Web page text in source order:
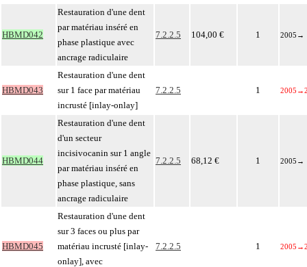
HBMD042
Restauration d'une dent
par matériau inséré en
phase plastique avec
ancrage radiculaire
7.2.2.5 104,00 € 1 2005 →
HBMD043
Restauration d'une dent
sur 1 face par matériau
incrusté [inlay-onlay]
7.2.2.5 1 2005 →
HBMD044
Restauration d'une dent
d'un secteur
incisivocanin sur 1 angle
par matériau inséré en
phase plastique, sans
ancrage radiculaire
7.2.2.5 68,12 € 1 2005 →
HBMD045
Restauration d'une dent
sur 3 faces ou plus par
matériau incrusté [inlay-
onlay], avec
7.2.2.5 1 2005 →